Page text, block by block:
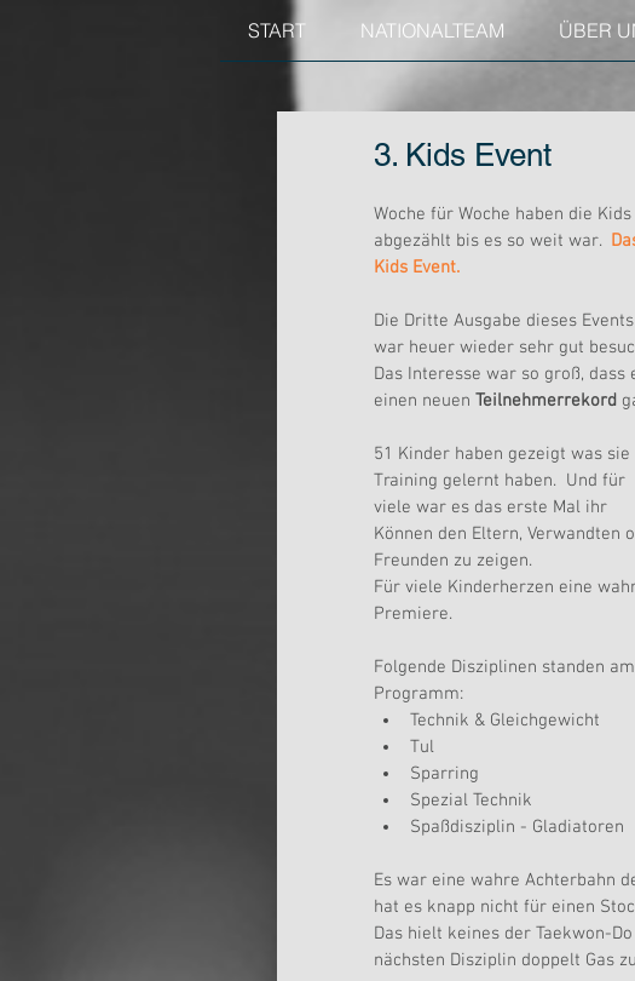
START NATIONALTEAM ÜBER
3. Kids Event
Woche für Woche haben die Kids
abgezählt bis es so weit war.
Kids Event.
Die Dritte Ausgabe dieses Events
war heuer wieder sehr gut
Das Interesse war so groß, dass
einen neuen Teilnehmerrekord
51 Kinder haben gezeigt was sie
Training gelernt haben.  Und für
viele war es das erste Mal ihr
Können den Eltern, Verwandten
Freunden zu zeigen.
Für viele Kinderherzen eine
Premiere.
Folgende Disziplinen standen am
Programm:
Technik & Gleichgewicht
Tul
Sparring
Spezial Technik
Spaßdisziplin - Gladiatoren
Es war eine wahre Achterbahn
hat es knapp nicht für einen
Das hielt keines der Taekwon-
nächsten Disziplin doppelt Gas